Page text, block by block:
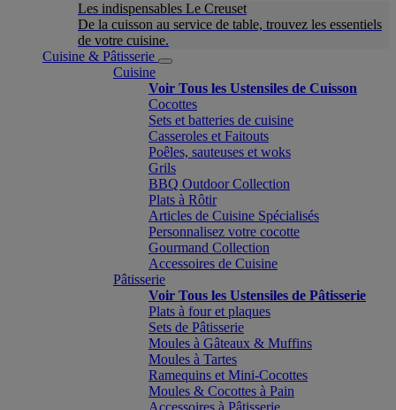
Les indispensables Le Creuset
De la cuisson au service de table, trouvez les essentiels
de votre cuisine.
Cuisine & Pâtisserie
Cuisine
Voir Tous les Ustensiles de Cuisson
Cocottes
Sets et batteries de cuisine
Casseroles et Faitouts
Poêles, sauteuses et woks
Grils
BBQ Outdoor Collection
Plats à Rôtir
Articles de Cuisine Spécialisés
Personnalisez votre cocotte
Gourmand Collection
Accessoires de Cuisine
Pâtisserie
Voir Tous les Ustensiles de Pâtisserie
Plats à four et plaques
Sets de Pâtisserie
Moules à Gâteaux & Muffins
Moules à Tartes
Ramequins et Mini-Cocottes
Moules & Cocottes à Pain
Accessoires à Pâtisserie